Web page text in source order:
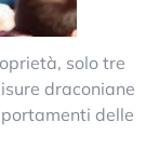
solo tre
draconiane
delle